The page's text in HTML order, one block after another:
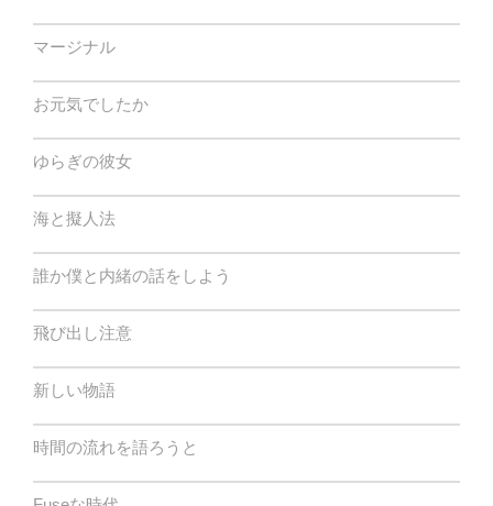
マージナル
お元気でしたか
ゆらぎの彼女
海と擬人法
誰か僕と内緒の話をしよう
飛び出し注意
新しい物語
時間の流れを語ろうと